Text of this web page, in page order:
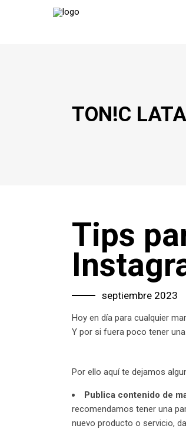
TON!C
Tips
septiembre 2023
Hoy en día para cualquier
Y por si fuera poco tener
Por ello aquí te dejamos
Publica contenido de
recomendamos tener una
nuevo producto o servicio,